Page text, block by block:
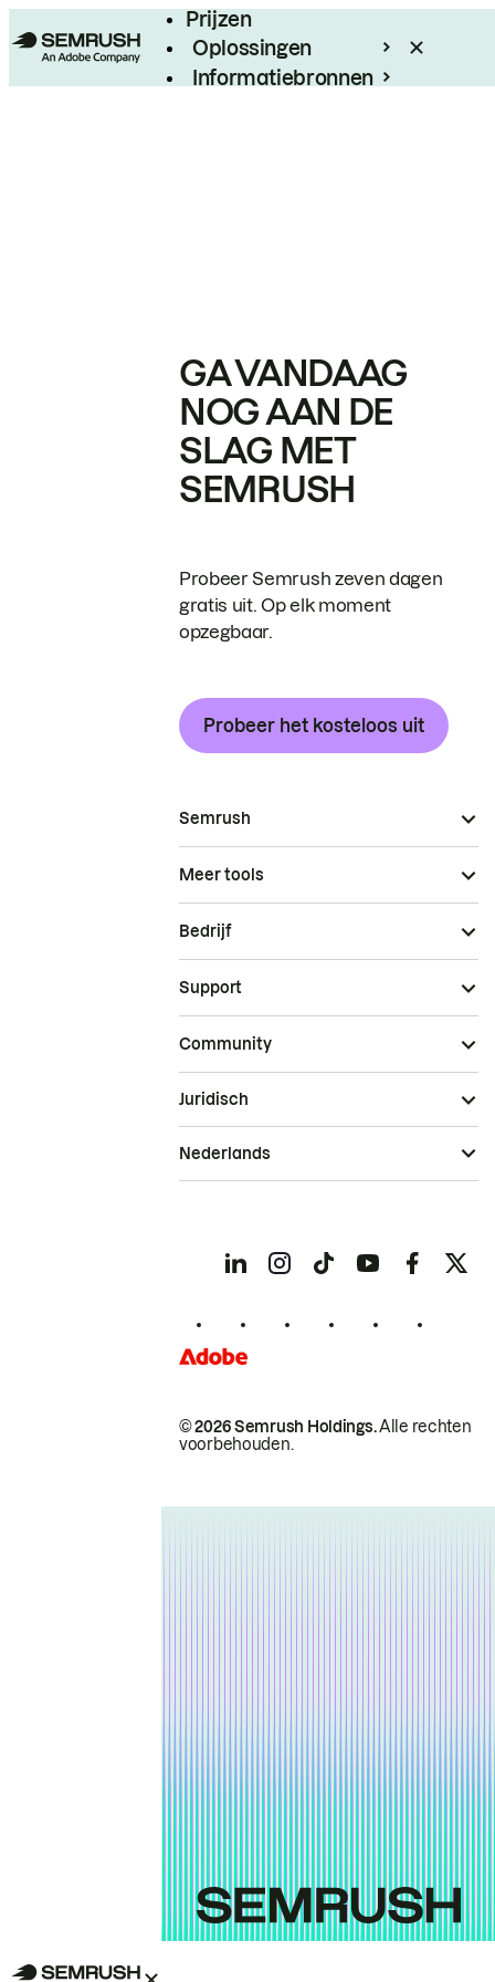
Prijzen
Oplossingen
Informatiebronnen
GA VANDAAG
NOG AAN DE
SLAG MET
SEMRUSH
Probeer Semrush zeven dagen
gratis uit. Op elk moment
opzegbaar.
Probeer het kosteloos uit
Semrush
Meer tools
Bedrijf
Support
Community
© 2026 Semrush Holdings.Alle rechten
voorbehouden.
Juridisch
Nederlands